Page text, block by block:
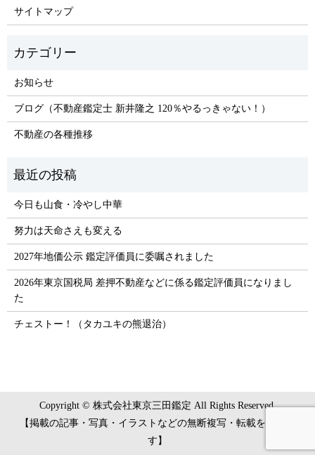
サイトマップ
お知らせ
ブログ（不動産鑑定士 新井隆之 120％やるっきゃない！）
不動産の各種推移
今日も山食・冷やし中華
努力は天命さえも変える
2027年地価公示 鑑定評価員に委嘱されました
2026年東京国税局 差押不動産などに係る鑑定評価員になりまし
た
チェストー！（タカユキの熊退治）
Copyright © 株式会社東京三田鑑定 All Rights Reserved.
【掲載の記事・写真・イラストなどの無断複写・転載を禁じま
す】